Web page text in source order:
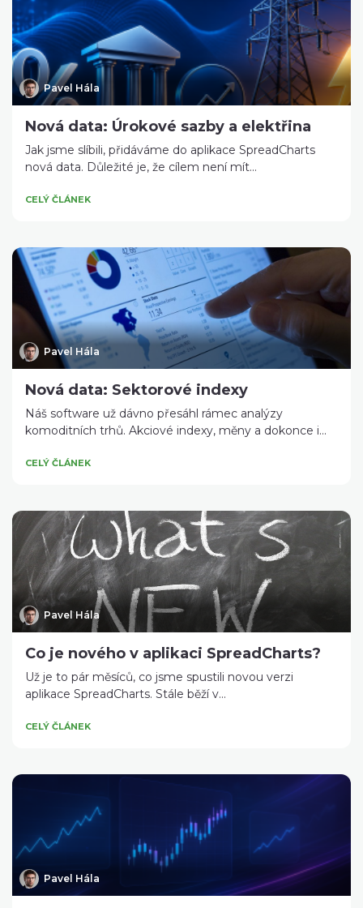
Pavel Hála
Nová data: Úrokové sazby a elektřina
Jak jsme slíbili, přidáváme do aplikace SpreadCharts
nová data. Důležité je, že cílem není mít...
CELÝ ČLÁNEK
Pavel Hála
Nová data: Sektorové indexy
Náš software už dávno přesáhl rámec analýzy
komoditních trhů. Akciové indexy, měny a dokonce i...
CELÝ ČLÁNEK
Pavel Hála
Co je nového v aplikaci SpreadCharts?
Už je to pár měsíců, co jsme spustili novou verzi
aplikace SpreadCharts. Stále běží v...
CELÝ ČLÁNEK
Pavel Hála